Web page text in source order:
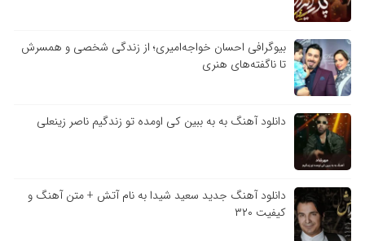
بیوگرافی احسان خواجه‌امیری؛ از زندگی شخصی و همسرش
تا ناگفته‌های هنری
دانلود آهنگ به به ببین کی اومده تو زندگیم ناصر زینعلی
دانلود آهنگ جدید سعید شیدا به نام آتش + متن آهنگ و
کیفیت ۳۲۰